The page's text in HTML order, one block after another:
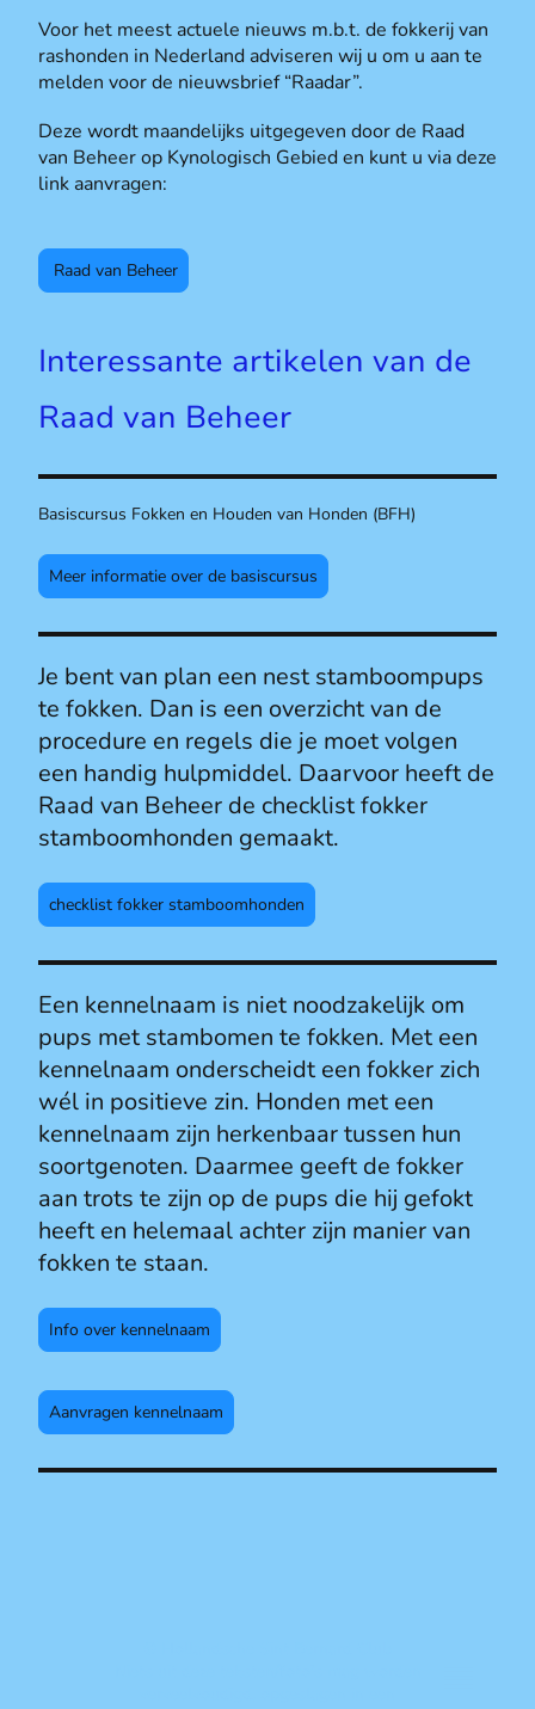
Voor het meest actuele nieuws m.b.t. de fokkerij van
rashonden in Nederland adviseren wij u om u aan te
melden voor de nieuwsbrief “Raadar”.
Deze wordt maandelijks uitgegeven door de Raad
van Beheer op Kynologisch Gebied en kunt u via deze
link aanvragen:
Raad van Beheer
Interessante artikelen van de
Raad van Beheer
Basiscursus Fokken en Houden van Honden (BFH)
Meer informatie over de basiscursus
Je bent van plan een nest stamboompups
te fokken. Dan is een overzicht van de
procedure en regels die je moet volgen
een handig hulpmiddel. Daarvoor heeft de
Raad van Beheer de checklist fokker
stamboomhonden gemaakt.
checklist fokker stamboomhonden
Een kennelnaam is niet noodzakelijk om
pups met stambomen te fokken. Met een
kennelnaam onderscheidt een fokker zich
wél in positieve zin. Honden met een
kennelnaam zijn herkenbaar tussen hun
soortgenoten. Daarmee geeft de fokker
aan trots te zijn op de pups die hij gefokt
heeft en helemaal achter zijn manier van
fokken te staan.
Info over kennelnaam
Aanvragen kennelnaam